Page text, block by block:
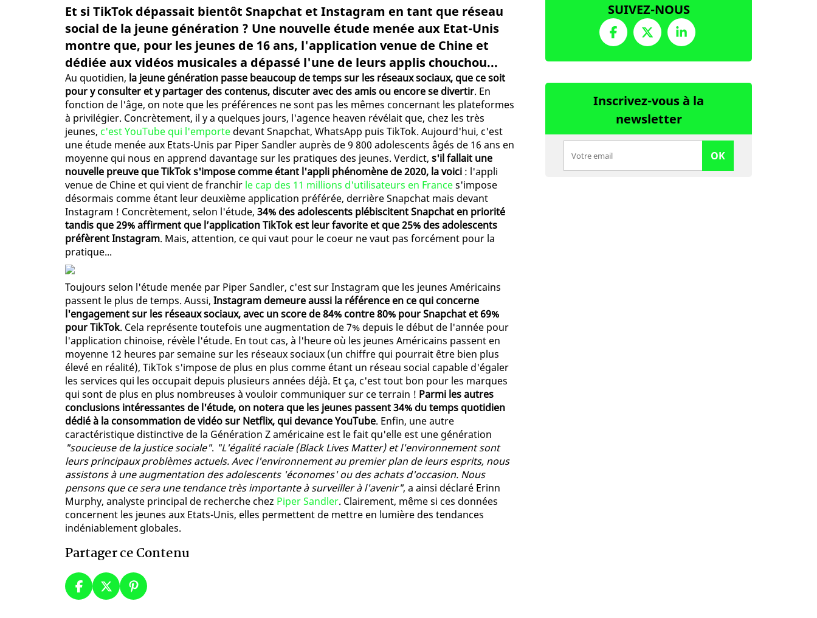
Et si TikTok dépassait bientôt Snapchat et Instagram en tant que réseau
social de la jeune génération ? Une nouvelle étude menée aux Etat-Unis
montre que, pour les jeunes de 16 ans, l'application venue de Chine et
dédiée aux vidéos musicales a dépassé l'une de leurs applis chouchou...
Au quotidien, la jeune génération passe beaucoup de temps sur les réseaux sociaux, que ce soit
pour y consulter et y partager des contenus, discuter avec des amis ou encore se divertir. En
fonction de l'âge, on note que les préférences ne sont pas les mêmes concernant les plateformes
à privilégier. Concrètement, il y a quelques jours, l'agence heaven révélait que, chez les très
jeunes, c'est YouTube qui l'emporte devant Snapchat, WhatsApp puis TikTok. Aujourd'hui, c'est
une étude menée aux Etats-Unis par Piper Sandler auprès de 9 800 adolescents âgés de 16 ans en
moyenne qui nous en apprend davantage sur les pratiques des jeunes. Verdict, s'il fallait une
nouvelle preuve que TikTok s'impose comme étant l'appli phénomène de 2020, la voici : l'appli
venue de Chine et qui vient de franchir le cap des 11 millions d'utilisateurs en Frances'impose
désormais comme étant leur deuxième application préférée, derrière Snapchat mais devant
Instagram ! Concrètement, selon l'étude, 34% des adolescents plébiscitent Snapchat en priorité
tandis que 29% affirment que l’application TikTok est leur favorite et que 25% des adolescents
préfèrent Instagram. Mais, attention, ce qui vaut pour le coeur ne vaut pas forcément pour la
pratique...
Toujours selon l'étude menée par Piper Sandler, c'est sur Instagram que les jeunes Américains
passent le plus de temps. Aussi, Instagram demeure aussi la référence en ce qui concerne
l'engagement sur les réseaux sociaux, avec un score de 84% contre 80% pour Snapchat et 69%
pour TikTok. Cela représente toutefois une augmentation de 7% depuis le début de l'année pour
l'application chinoise, révèle l'étude. En tout cas, à l'heure où les jeunes Américains passent en
moyenne 12 heures par semaine sur les réseaux sociaux (un chiffre qui pourrait être bien plus
élevé en réalité), TikTok s'impose de plus en plus comme étant un réseau social capable d'égaler
les services qui les occupait depuis plusieurs années déjà. Et ça, c'est tout bon pour les marques
qui sont de plus en plus nombreuses à vouloir communiquer sur ce terrain ! Parmi les autres
conclusions intéressantes de l'étude, on notera que les jeunes passent 34% du temps quotidien
dédié à la consommation de vidéo sur Netflix, qui devance YouTube. Enfin, une autre
caractéristique distinctive de la Génération Z américaine est le fait qu'elle est une génération
"soucieuse de la justice sociale". "L'égalité raciale (Black Lives Matter) et l'environnement sont
leurs principaux problèmes actuels. Avec l'environnement au premier plan de leurs esprits, nous
assistons à une augmentation des adolescents 'économes' ou des achats d'occasion. Nous
pensons que ce sera une tendance très importante à surveiller à l'avenir", a ainsi déclaré Erinn
Murphy, analyste principal de recherche chez Piper Sandler. Clairement, même si ces données
concernent les jeunes aux Etats-Unis, elles permettent de mettre en lumière des tendances
indéniablement globales.
Partager ce Contenu
SUIVEZ-NOUS
Inscrivez-vous à la
newsletter
OK